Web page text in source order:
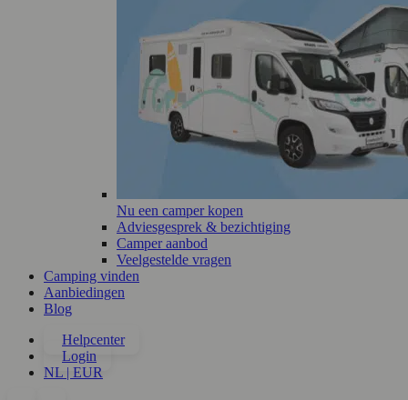
Nu een camper kopen
Adviesgesprek & bezichtiging
Camper aanbod
Veelgestelde vragen
Camping vinden
Aanbiedingen
Blog
Helpcenter
Login
NL | EUR